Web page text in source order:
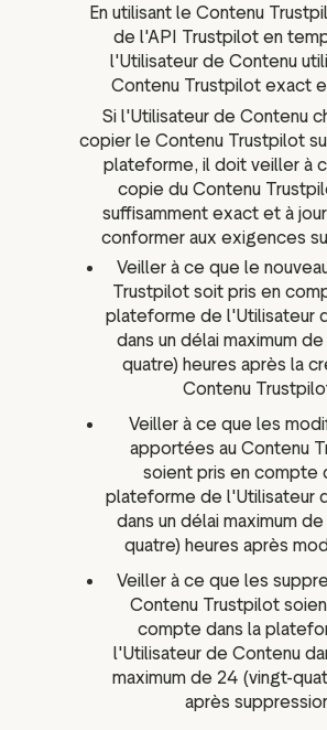
En utilisant le Contenu
de l'API Trustpilot en
l'Utilisateur de Contenu
Contenu Trustpilot exact
Si l'Utilisateur de Contenu
copier le Contenu Trustpilot
plateforme, il doit veiller à
copie du Contenu
suffisamment exact et à
conformer aux exigences
Veiller à ce que le
Trustpilot soit pris en
plateforme de l'Utilisateur
dans un délai maximum
quatre) heures après la
Contenu
Veiller à ce que les
apportées au Contenu
soient pris en compte
plateforme de l'Utilisateur
dans un délai maximum
quatre) heures après
Veiller à ce que les
Contenu Trustpilot
compte dans la
l'Utilisateur de Contenu
maximum de 24 (vingt-
après